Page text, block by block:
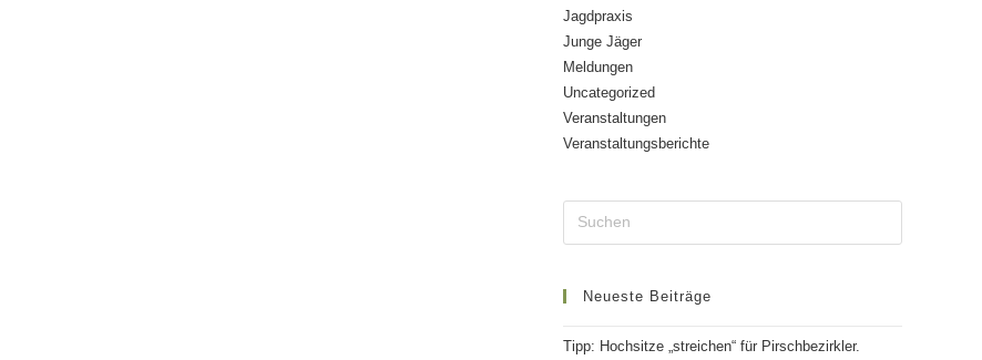
Jagdpraxis
Junge Jäger
Meldungen
Uncategorized
Veranstaltungen
Veranstaltungsberichte
Neueste Beiträge
Tipp: Hochsitze „streichen“ für Pirschbezirkler.